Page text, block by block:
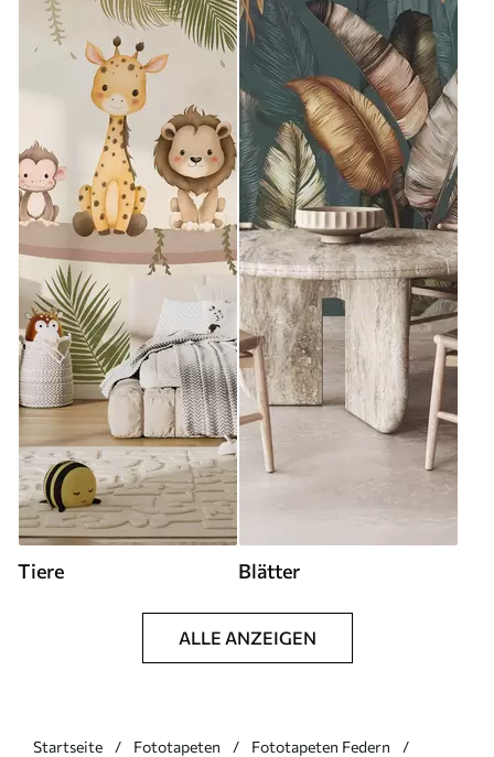
Tiere Blätter
ALLE ANZEIGEN
Startseite Fototapeten
Fototapeten Federn